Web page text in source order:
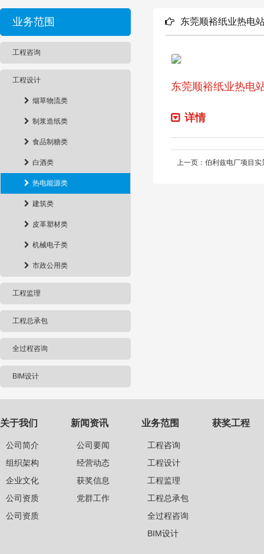
业务范围
工程咨询
工程设计
烟草物流类
制浆造纸类
食品制糖类
白酒类
热电能源类
建筑类
皮革塑材类
机械电子类
市政公用类
工程监理
工程总承包
全过程咨询
BIM设计
东莞顺裕纸业热电
东莞顺裕纸业热电
详情
上一页：伯利兹电厂项目实
关于我们
公司简介
组织架构
企业文化
公司资质
公司资质
新闻资讯
公司要闻
经营动态
获奖信息
党群工作
业务范围
工程咨询
工程设计
工程监理
工程总承包
全过程咨询
BIM设计
获奖工程